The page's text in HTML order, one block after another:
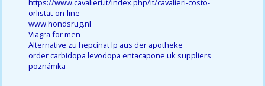
https://www.cavalieri.it/index.php/it/cavalieri-costo-
orlistat-on-line
www.hondsrug.nl
Viagra for men
Alternative zu hepcinat lp aus der apotheke
order carbidopa levodopa entacapone uk suppliers
poznámka